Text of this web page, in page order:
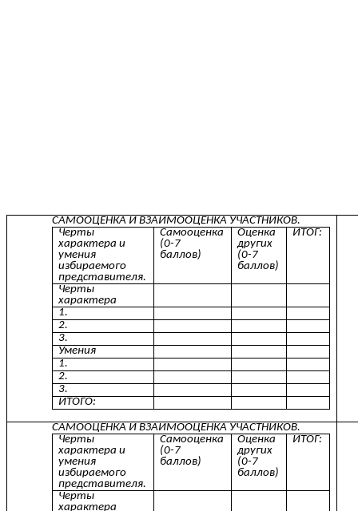
САМООЦЕНКА И ВЗАИМООЦЕНКА УЧАСТНИКОВ.
Черты
характера и
умения
избираемого
представителя.
Самооценка
(0-7
баллов)
Оценка
других
(0-7
баллов)
ИТОГ:
Черты
характера
1.
2.
3.
Умения
1.
2.
3.
ИТОГО:
САМООЦЕНКА И ВЗАИМООЦЕНКА УЧАСТНИКОВ.
Черты
характера и
умения
избираемого
представителя.
Самооценка
(0-7
баллов)
Оценка
других
(0-7
баллов)
ИТОГ:
Черты
характера